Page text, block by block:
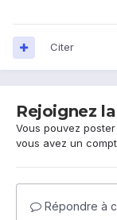
Citer
Rejoignez
Vous pouvez
vous avez un
Répondre à